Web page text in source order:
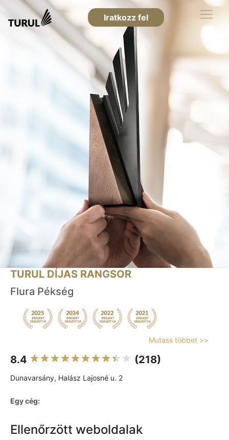
Iratkozz fel
TURUL DÍJAS RANGSOR
Flura Pékség
Mutass többet >>
8.4 (218)
Dunavarsány, Halász Lajosné u. 2
Egy cég:
Ellenőrzött weboldalak